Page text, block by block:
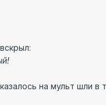
на мульт шли в